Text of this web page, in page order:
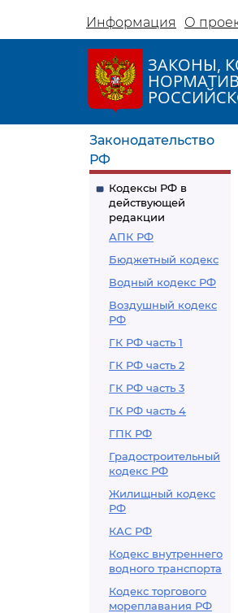
Информация О
ЗАКОНЫ,
Законодательство
РФ
Кодексы РФ в
действующей
редакции
АПК РФ
Бюджетный кодекс
Водный кодекс РФ
Воздушный кодекс
РФ
ГК РФ часть 1
ГК РФ часть 2
ГК РФ часть 3
ГК РФ часть 4
ГПК РФ
Градостроительный
кодекс РФ
Жилищный кодекс
РФ
КАС РФ
Кодекс внутреннего
водного транспорта
Кодекс торгового
мореплавания РФ